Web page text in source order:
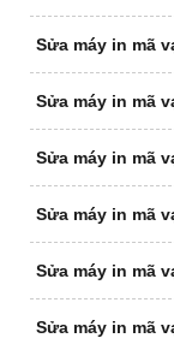
Sửa máy in mã
Sửa máy in mã
Sửa máy in mã
Sửa máy in mã
Sửa máy in mã
Sửa máy in mã